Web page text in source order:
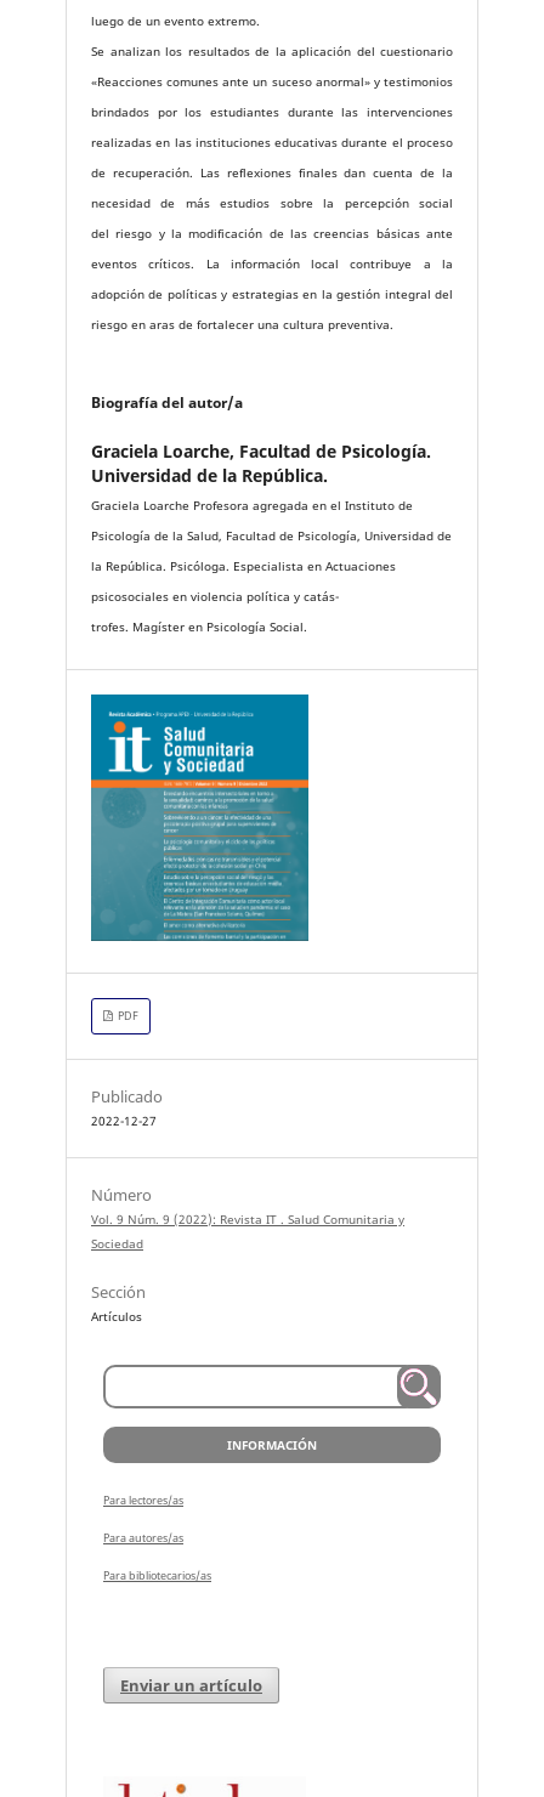
luego de un evento extremo.
Se analizan los resultados de la aplicación del cuestionario
«Reacciones comunes ante un suceso anormal» y testimonios
brindados por los estudiantes durante las intervenciones
realizadas en las instituciones educativas durante el proceso
de recuperación. Las reflexiones finales dan cuenta de la
necesidad de más estudios sobre la percepción social
del riesgo y la modificación de las creencias básicas ante
eventos críticos. La información local contribuye a la
adopción de políticas y estrategias en la gestión integral del
riesgo en aras de fortalecer una cultura preventiva.
Biografía del autor/a
Graciela Loarche, Facultad de Psicología.
Universidad de la República.
Graciela Loarche Profesora agregada en el Instituto de
Psicología de la Salud, Facultad de Psicología, Universidad de
la República. Psicóloga. Especialista en Actuaciones
psicosociales en violencia política y catás-
trofes. Magíster en Psicología Social.
PDF
Publicado
2022-12-27
Número
Vol. 9 Núm. 9 (2022): Revista IT . Salud Comunitaria y
Sociedad
Sección
Artículos
INFORMACIÓN
Para lectores/as
Para autores/as
Para bibliotecarios/as
Enviar un artículo